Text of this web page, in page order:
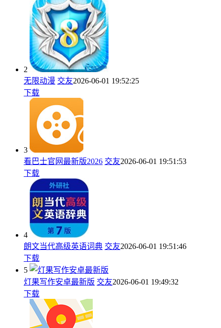
2
无限动漫 交友2026-06-01 19:52:25
下载
3
看巴士官网最新版2026 交友2026-06-01 19:51:53
下载
4
朗文当代高级英语词典 交友2026-06-01 19:51:46
下载
5
灯果写作安卓最新版 交友2026-06-01 19:49:32
下载